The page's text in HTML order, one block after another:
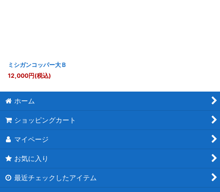
ミシガンコッパー大Ｂ
12,000円(税込)
ホーム
ショッピングカート
マイページ
お気に入り
最近チェックしたアイテム